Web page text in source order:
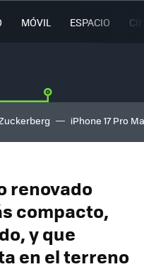
MÓVIL ESPACIO
iPhone 17 Pro
renovado
compacto,
y que
en el terreno